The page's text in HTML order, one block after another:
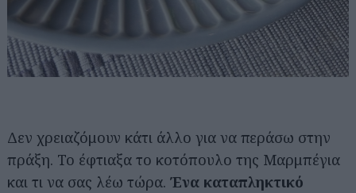
Δεν χρειαζόμουν κάτι άλλο για να περάσω στην
πράξη. Το έφτιαξα το κοτόπουλο της Μαρμπέγια
και τι να σας λέω τώρα. Ένα καταπληκτικό